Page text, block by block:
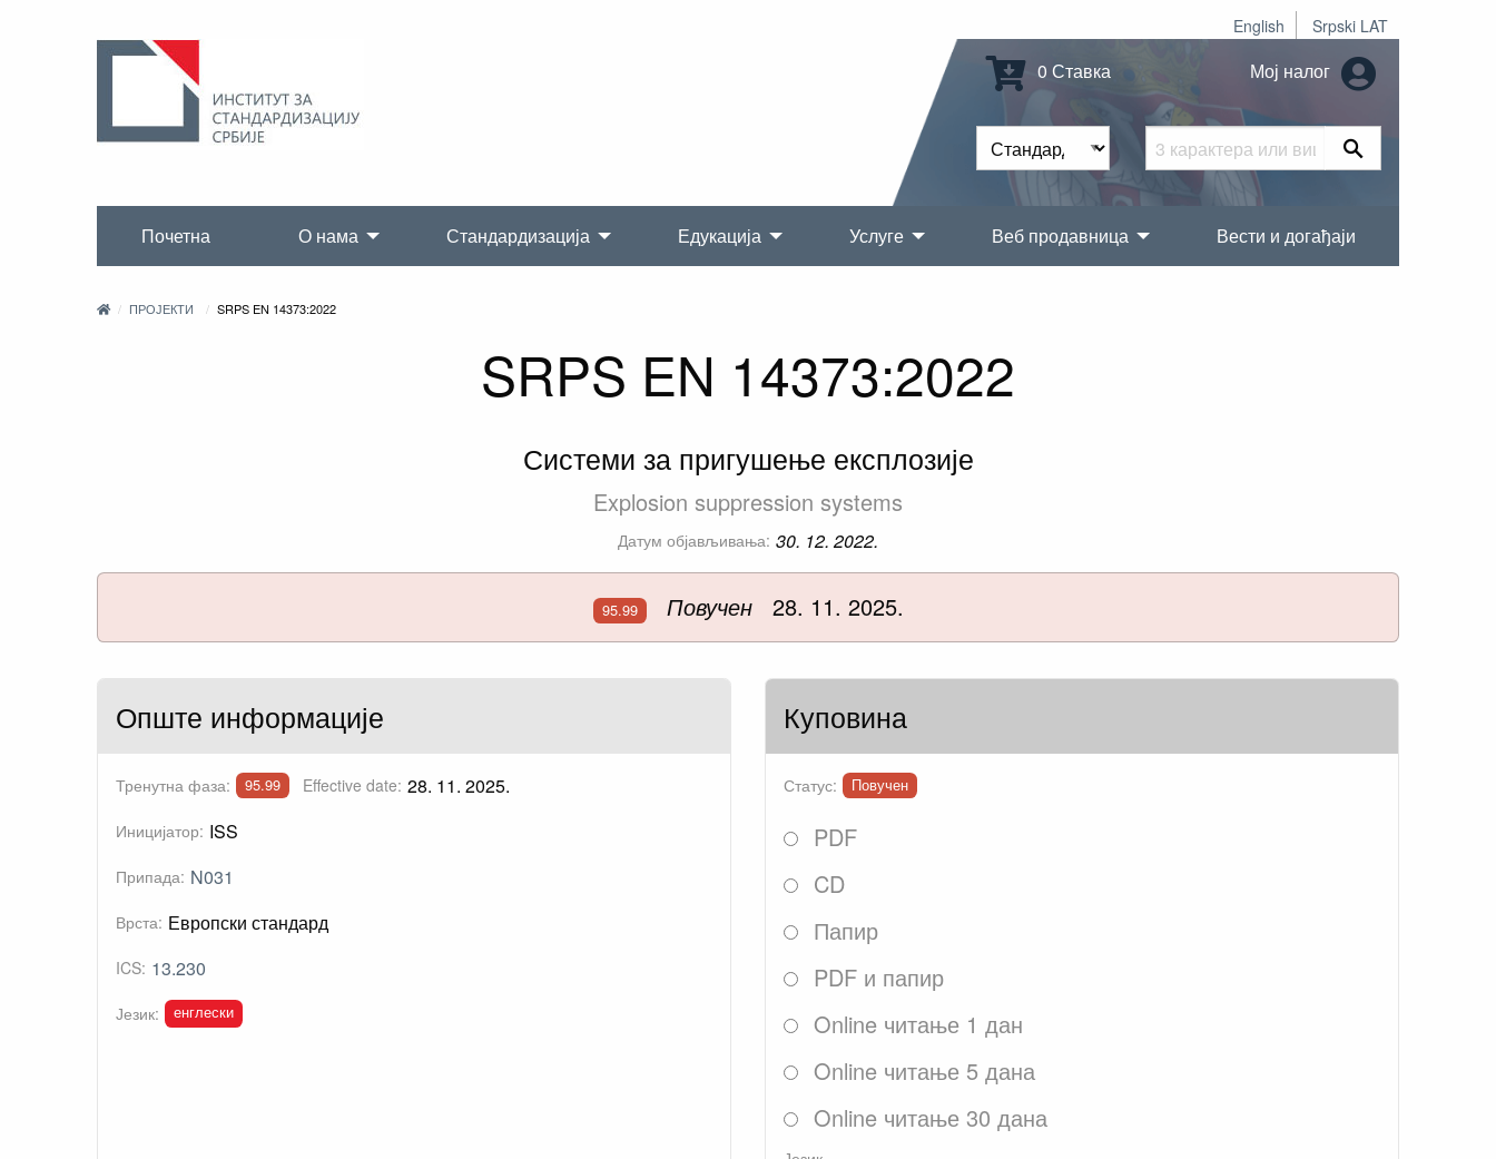
English Srpski LAT
0 Ставка Мој налог
Почетна О нама Стандардизација Едукација Услуге Веб продавница Вести и догађаји
ПРОЈЕКТИ SRPS EN 14373:2022
SRPS EN 14373:2022
Системи за пригушење експлозије
Explosion suppression systems
Датум објављивања: 30. 12. 2022.
95.99 Повучен28. 11. 2025.
Опште информације
Тренутна фаза: 95.99 Effective date: 28. 11. 2025.
Иницијатор: ISS
Припада: N031
Врста: Европски стандард
ICS: 13.230
Језик: енглески
Куповина
Статус: Повучен
PDF
CD
Папир
PDF и папир
Online читање 1 дан
Online читање 5 дана
Online читање 30 дана